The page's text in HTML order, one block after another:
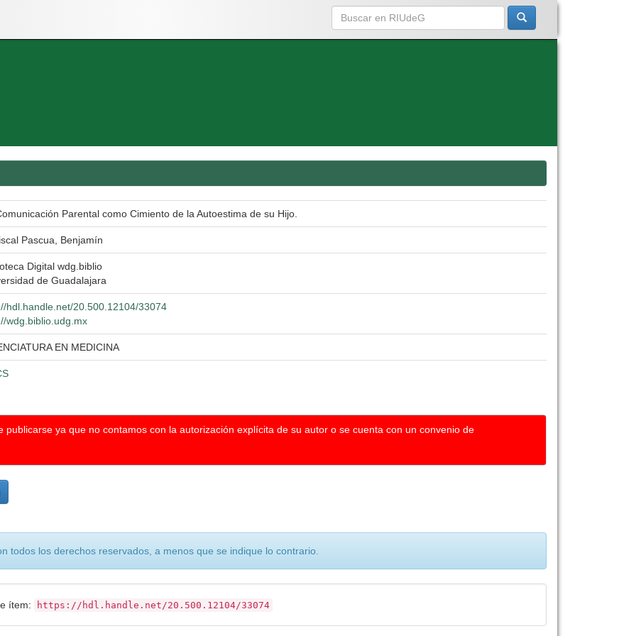
Parental como Cimiento de la Autoestima de su Hijo.
Pascua, Benjamín
Digital wdg.biblio
de Guadalajara
hdl.handle.net/20.500.12104/33074
wdg.biblio.udg.mx
EN MEDICINA
ya que no contamos con la autorización explícita de su autor o se cuenta con un convenio de
todos los derechos reservados, a menos que se indique lo contrario.
ítem: https://hdl.handle.net/20.500.12104/33074